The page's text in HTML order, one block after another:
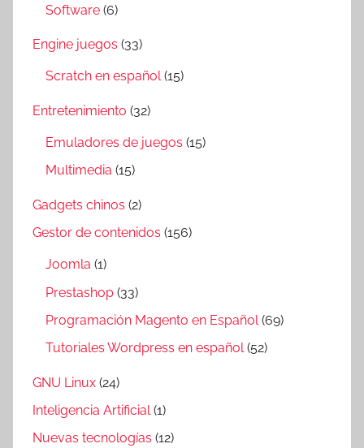
Software (6)
Engine juegos (33)
Scratch en español(15)
Entretenimiento (32)
Emuladores de juegos (15)
Multimedia (15)
Gadgets chinos (2)
Gestor de contenidos (156)
Joomla (1)
Prestashop (33)
Programación Magento en Español(69)
Tutoriales Wordpress en español(52)
GNU Linux (24)
Inteligencia Artificial(1)
Nuevas tecnologías (12)